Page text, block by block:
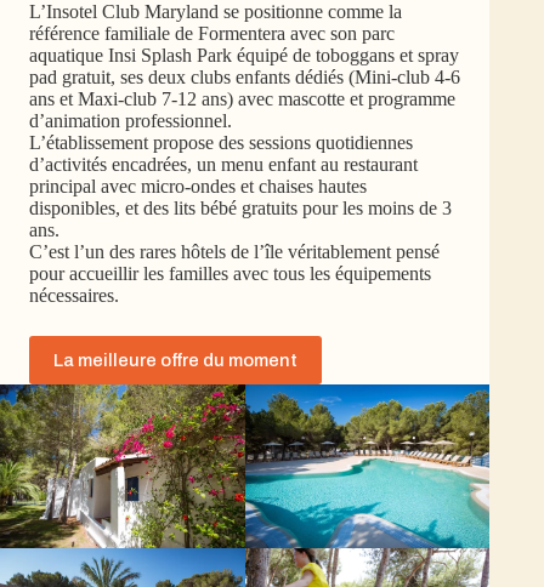
L’Insotel Club Maryland se positionne comme la
référence familiale de Formentera avec son parc
aquatique Insi Splash Park équipé de toboggans et spray
pad gratuit, ses deux clubs enfants dédiés (Mini-club 4-6
ans et Maxi-club 7-12 ans) avec mascotte et programme
d’animation professionnel.
L’établissement propose des sessions quotidiennes
d’activités encadrées, un menu enfant au restaurant
principal avec micro-ondes et chaises hautes
disponibles, et des lits bébé gratuits pour les moins de 3
ans.
C’est l’un des rares hôtels de l’île véritablement pensé
pour accueillir les familles avec tous les équipements
nécessaires.
La meilleure offre du moment